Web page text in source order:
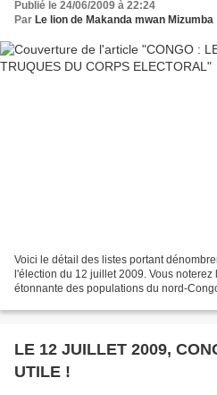
Publié le 24/06/2009 à 22:24
Par Le lion de Makanda mwan Mizumba
Voici le détail des listes portant
l'élection du 12 juillet 2009. Vous
étonnante des populations du nord-
LE 12 JUILLET 2009,
UTILE !